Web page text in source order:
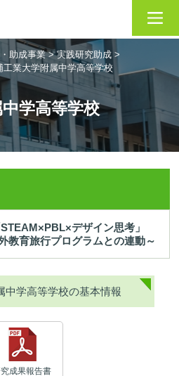
助成事業>実践研究助成 >
工業大学附属中学高等学校
学高等学校
デザイン思考」
教育旅行プログラムとの連動～
中学高等学校の基本情報
成果報告書